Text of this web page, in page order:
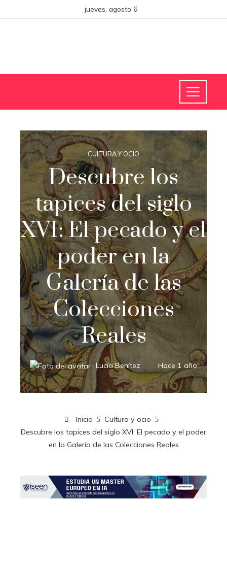
jueves, agosto 6
CULTURA Y OCIO
Descubre los
tapices del siglo
XVI: El pecado y el
poder en la
Galería de las
Colecciones
Reales
Lucía Benítez Hace 1 año
Inicio
Cultura y ocio
Descubre los tapices del siglo XVI: El pecado y el poder
en la Galería de las Colecciones Reales